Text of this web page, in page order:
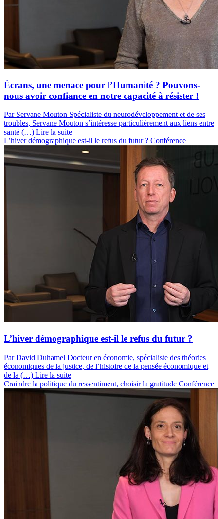
Écrans, une menace pour l’Humanité ? Pouvons-
nous avoir confiance en notre capacité à résister !
Par Servane Mouton Spécialiste du neurodéveloppement et de ses
troubles, Servane Mouton s’intéresse particulièrement aux liens entre
santé (…) Lire la suite
L’hiver démographique est-il le refus du futur ? Conférence
L’hiver démographique est-il le refus du futur ?
Par David Duhamel Docteur en économie, spécialiste des théories
économiques de la justice, de l’histoire de la pensée économique et
de la (…) Lire la suite
Craindre la politique du ressentiment, choisir la gratitude Conférence